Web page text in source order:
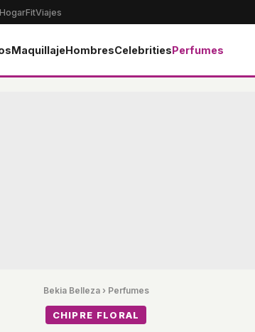
HogarFitViajes
MaquillajeHombresCelebritiesPerfumes
Bekia Belleza› Perfumes
CHIPRE FLORAL